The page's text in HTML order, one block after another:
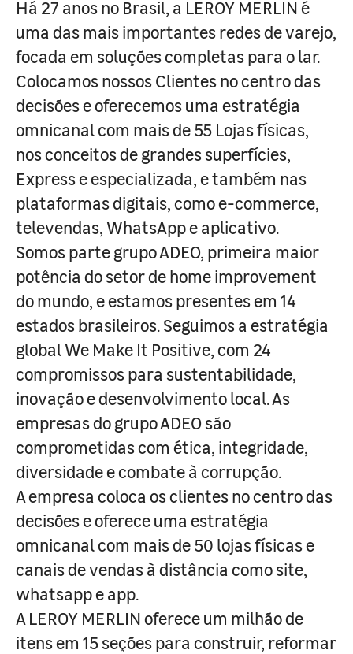
Há 27 anos no Brasil, a LEROY MERLIN é
uma das mais importantes redes de varejo,
focada em soluções completas para o lar.
Colocamos nossos Clientes no centro das
decisões e oferecemos uma estratégia
omnicanal com mais de 55 Lojas físicas,
nos conceitos de grandes superfícies,
Express e especializada, e também nas
plataformas digitais, como e-commerce,
televendas, WhatsApp e aplicativo.
Somos parte grupo ADEO, primeira maior
potência do setor de home improvement
do mundo, e estamos presentes em 14
estados brasileiros. Seguimos a estratégia
global We Make It Positive, com 24
compromissos para sustentabilidade,
inovação e desenvolvimento local. As
empresas do grupo ADEO são
comprometidas com ética, integridade,
diversidade e combate à corrupção.
A empresa coloca os clientes no centro das
decisões e oferece uma estratégia
omnicanal com mais de 50 lojas físicas e
canais de vendas à distância como site,
whatsapp e app.
A LEROY MERLIN oferece um milhão de
itens em 15 seções para construir, reformar